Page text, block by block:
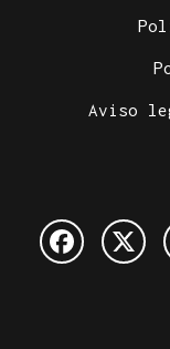
Aviso